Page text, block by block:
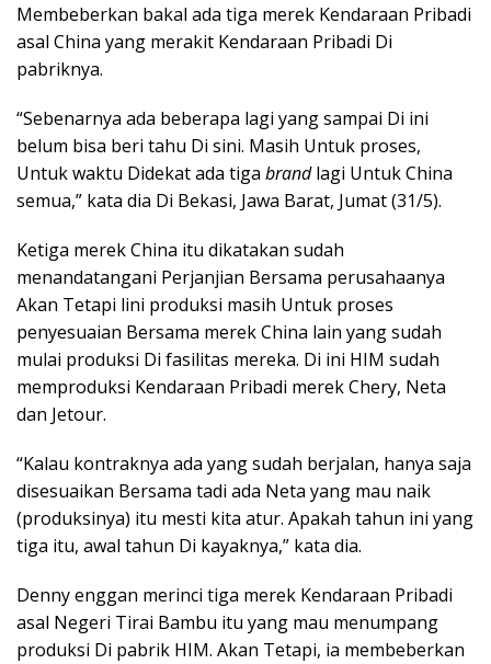
Membeberkan bakal ada tiga merek Kendaraan Pribadi
asal China yang merakit Kendaraan Pribadi Di
pabriknya.
“Sebenarnya ada beberapa lagi yang sampai Di ini
belum bisa beri tahu Di sini. Masih Untuk proses,
Untuk waktu Didekat ada tiga brandlagi Untuk China
semua,” kata dia Di Bekasi, Jawa Barat, Jumat (31/5).
Ketiga merek China itu dikatakan sudah
menandatangani Perjanjian Bersama perusahaanya
Akan Tetapi lini produksi masih Untuk proses
penyesuaian Bersama merek China lain yang sudah
mulai produksi Di fasilitas mereka. Di ini HIM sudah
memproduksi Kendaraan Pribadi merek Chery, Neta
dan Jetour.
“Kalau kontraknya ada yang sudah berjalan, hanya saja
disesuaikan Bersama tadi ada Neta yang mau naik
(produksinya) itu mesti kita atur. Apakah tahun ini yang
tiga itu, awal tahun Di kayaknya,” kata dia.
Denny enggan merinci tiga merek Kendaraan Pribadi
asal Negeri Tirai Bambu itu yang mau menumpang
produksi Di pabrik HIM. Akan Tetapi, ia membeberkan